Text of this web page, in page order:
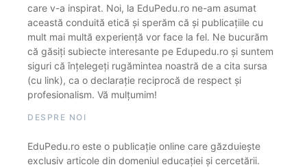
care v-a inspirat. Noi, la EduPedu.ro ne-am asumat
această conduită etică și sperăm că și publicațiile cu
mult mai multă experiență vor face la fel. Ne bucurăm
că găsiți subiecte interesante pe Edupedu.ro și suntem
siguri că înțelegeți rugămintea noastră de a cita sursa
(cu link), ca o declarație reciprocă de respect și
profesionalism. Vă mulțumim!
DESPRE NOI
EduPedu.ro este o publicație online care găzduiește
exclusiv articole din domeniul educației și cercetării.